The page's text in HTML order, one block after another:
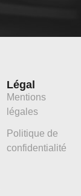
Légal
Mentions
légales
Politique de
confidentialité